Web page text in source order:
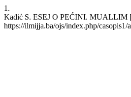
1.
Kadić S. ESEJ O PEĆINI. MUALLIM
https://ilmijja.ba/ojs/index.php/casopis1/